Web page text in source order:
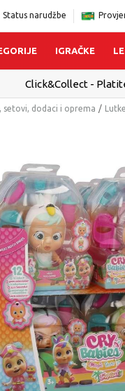
Status narudžbe
IGRAČKE
Click&Collect -
setovi, dodaci i oprema